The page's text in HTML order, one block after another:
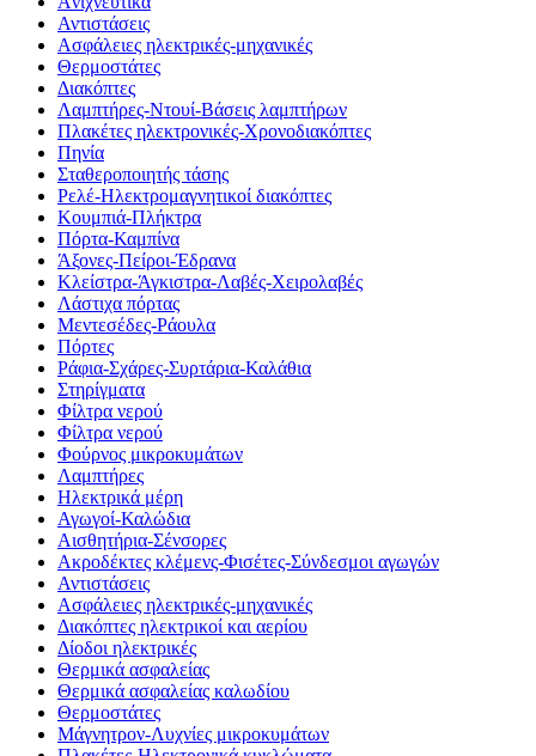
Αντιστάσεις
Ασφάλειες ηλεκτρικές-μηχανικές
Θερμοστάτες
Διακόπτες
Λαμπτήρες-Ντουί-Βάσεις λαμπτήρων
Πλακέτες ηλεκτρονικές-Χρονοδιακόπτες
Πηνία
Σταθεροποιητής τάσης
Ρελέ-Ηλεκτρομαγνητικοί διακόπτες
Κουμπιά-Πλήκτρα
Πόρτα-Καμπίνα
Άξονες-Πείροι-Έδρανα
Κλείστρα-Άγκιστρα-Λαβές-Χειρολαβές
Λάστιχα πόρτας
Μεντεσέδες-Ράουλα
Πόρτες
Ράφια-Σχάρες-Συρτάρια-Καλάθια
Στηρίγματα
Φίλτρα νερού
Φίλτρα νερού
Φούρνος μικροκυμάτων
Λαμπτήρες
Ηλεκτρικά μέρη
Αγωγοί-Καλώδια
Αισθητήρια-Σένσορες
Ακροδέκτες κλέμενς-Φισέτες-Σύνδεσμοι αγωγών
Αντιστάσεις
Ασφάλειες ηλεκτρικές-μηχανικές
Διακόπτες ηλεκτρικοί και αερίου
Δίοδοι ηλεκτρικές
Θερμικά ασφαλείας
Θερμικά ασφαλείας καλωδίου
Θερμοστάτες
Μάγνητρον-Λυχνίες μικροκυμάτων